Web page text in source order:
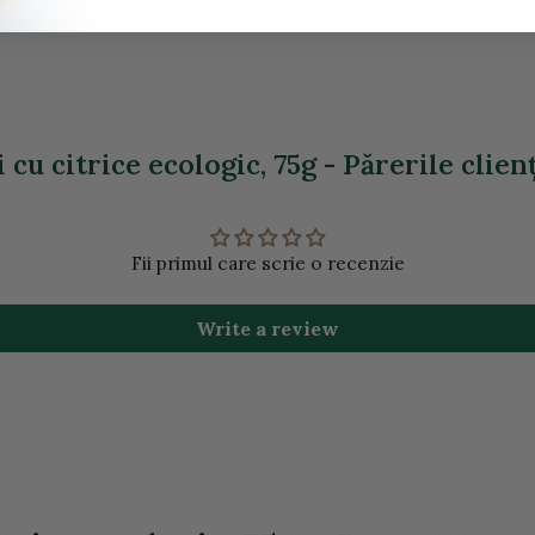
cu citrice ecologic, 75g - Părerile
Fii primul care scrie o recenzie
Write a review